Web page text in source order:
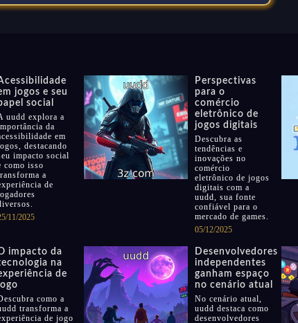
jogos e seu
social
uudd explora a
da
em
destacando
impacto social
como isso
a
de
11/2025
Perspectivas
para o
comércio
eletrônico de
jogos digitais
Descubra as
tendências e
inovações no
comércio
eletrônico de jogos
digitais com a
uudd, sua fonte
confiável para o
mercado de games.
05/12/2025
impacto da
na
de
como a
transforma a
de jogo
Desenvolvedores
independentes
ganham espaço
no cenário atual
No cenário atual,
uudd destaca como
desenvolvedores